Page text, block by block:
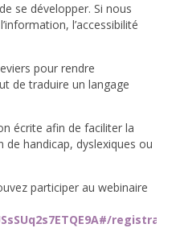
se développer. Si nous
l’accessibilité
pour rendre
de traduire un langage
écrite afin de faciliter la
handicap, dyslexiques ou
participer au webinaire
registration